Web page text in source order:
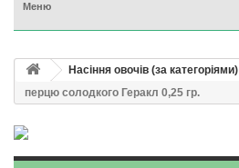
Меню
Насіння овочів (за категоріями)
перцю солодкого Геракл 0,25 гр.